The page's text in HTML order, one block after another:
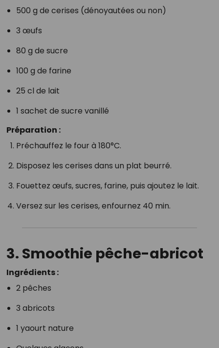
500 g de cerises (dénoyautées ou non)
3 œufs
80 g de sucre
100 g de farine
25 cl de lait
1 sachet de sucre vanillé
Préparation :
Préchauffez le four à 180°C.
Disposez les cerises dans un plat beurré.
Fouettez œufs, sucres, farine, puis ajoutez le lait.
Versez sur les cerises, enfournez 40 min.
3. Smoothie pêche-abricot
Ingrédients :
2 pêches
3 abricots
1 yaourt nature